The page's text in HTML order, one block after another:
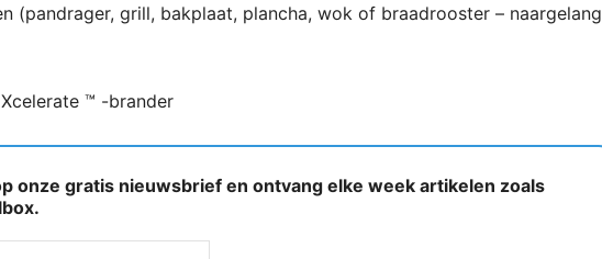
(pandrager, grill, bakplaat, plancha, wok of braadrooster – naargelang
™ -brander
onze gratis nieuwsbrief en ontvang elke week artikelen zoals